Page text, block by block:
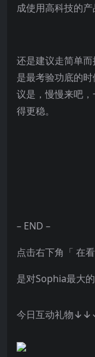
成使用高科技的产
还是建议走简单
是最考验功底的时
议是，慢慢来吧
得更稳。
– END –
点击右下角「 在
是对Sophia最大
今日互动礼物